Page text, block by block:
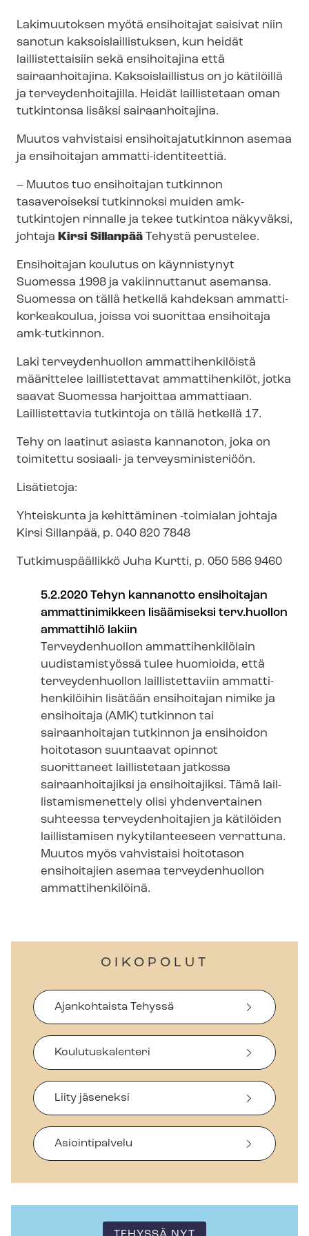
Lakimuutoksen myötä ensihoitajat saisivat niin
sanotun kak­sois­lail­lis­tuk­sen, kun heidät
laillistettaisiin sekä ensihoitajina että
sairaanhoitajina. Kaksoislaillistus on jo kätilöillä
ja ter­vey­den­hoi­ta­jil­la. Heidät laillistetaan oman
tutkintonsa lisäksi sairaanhoitajina.
Muutos vahvistaisi en­si­hoi­ta­ja­tut­kin­non asemaa
ja ensihoitajan ammatti-​identiteettiä.
– Muutos tuo ensihoitajan tutkinnon
tasaveroiseksi tutkinnoksi muiden amk-
tutkintojen rinnalle ja tekee tutkintoa näkyväksi,
johtaja Kirsi Sillanpää Tehystä perustelee.
Ensihoitajan koulutus on käynnistynyt
Suomessa 1998 ja vakiinnuttanut asemansa.
Suomessa on tällä hetkellä kahdeksan am­mat­ti­
kor­kea­kou­lua, joissa voi suorittaa ensihoitaja
amk-tutkinnon.
Laki terveydenhuollon am­mat­ti­hen­ki­löis­tä
määrittelee laillistettavat ammattihenkilöt, jotka
saavat Suomessa harjoittaa ammattiaan.
Laillistettavia tutkintoja on tällä hetkellä 17.
Tehy on laatinut asiasta kannanoton, joka on
toimitettu sosiaali- ja ter­veys­mi­nis­te­ri­öön.
Lisätietoja:
Yhteiskunta ja kehittäminen -toimialan johtaja
Kirsi Sillanpää, p. 040 820 7848
Tutkimuspäällikkö Juha Kurtti, p. 050 586 9460
5.2.2020 Tehyn kannanotto ensihoitajan
ammattinimikkeen lisäämiseksi terv.huollon
ammattihlö lakiin
Terveydenhuollon am­mat­ti­hen­ki­lö­lain
uudistamistyössä tulee huomioida, että
terveydenhuollon laillistettaviin am­mat­ti­
hen­ki­löi­hin lisätään ensihoitajan nimike ja
ensihoitaja (AMK) tutkinnon tai
sairaanhoitajan tutkinnon ja ensihoidon
hoitotason suuntaavat opinnot
suorittaneet laillistetaan jatkossa
sairaanhoitajiksi ja ensihoitajiksi. Tämä lail­
lis­ta­mis­me­net­te­ly olisi yhdenvertainen
suhteessa ter­vey­den­hoi­ta­jien ja kätilöiden
laillistamisen nykytilanteeseen verrattuna.
Muutos myös vahvistaisi hoitotason
ensihoitajien asemaa terveydenhuollon
ammattihenkilöinä.
OIKOPOLUT
Ajankohtaista Tehyssä
Koulutuskalenteri
Liity jäseneksi
Asiointipalvelu